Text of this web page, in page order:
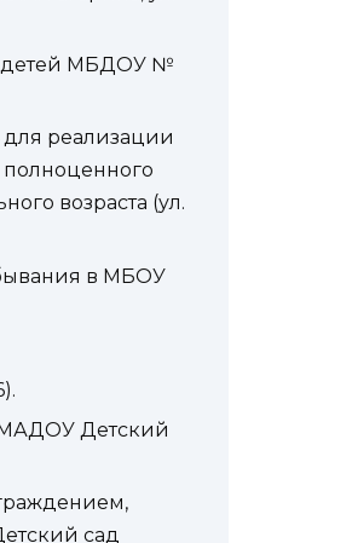
детей МБДОУ №
реализации
возраста (ул.
в МБОУ
МАДОУ Детский
сад